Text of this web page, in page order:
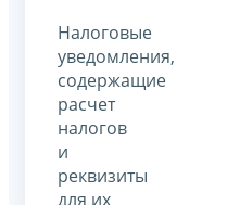
Налоговые
уведомления,
содержащие
расчет
налогов
и
реквизиты
для их